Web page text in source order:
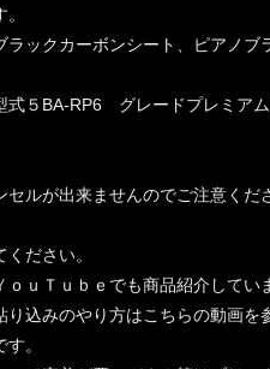
ックカーボンシート、ピアノブ
BA-RP6 グレードプレミア
ルが出来ませんのでご注意く
ださい。
ｕＴｕｂｅでも商品紹介してい
込みのやり方はこちらの動画を
。